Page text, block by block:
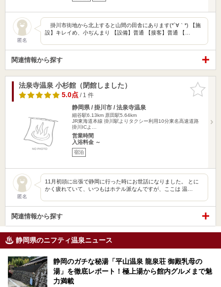
匿名
掛川市街地から北上すると山間の田舎にあります(*´∀｀*) 【施
設】キレイめ、小ぢんまり 【設備】普通 【接客】普通 【…
関連情報から探す
お気に入
りに追加
法泉寺温泉 小杉館（閉館しました）
5.0点/ 1 件
静岡県 / 掛川市 / 法泉寺温泉
細谷駅6.13km 原田駅5.64km
JR東海道本線 掛川駅よりタクシー利用10分東名高速道路
掛川ICよ…
営業時間
入浴料金 ～
宿泊
匿名
11月初頭に出張で静岡に行った時にお世話になりました。 とに
かく疲れていて、いつもはホテル派なんですが、ここは 温…
関連情報から探す
静岡県のニフティ温泉ニュース
静岡のガチな秘湯「平山温泉 龍泉荘 御殿乳母の
湯」を徹底レポート！極上湯から館内グルメまで魅
力満載